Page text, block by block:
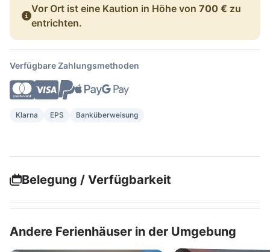
Vor Ort ist eine Kaution in Höhe von 700 € zu
entrichten.
Verfügbare Zahlungsmethoden
Klarna EPS Banküberweisung
Belegung / Verfügbarkeit
Andere Ferienhäuser in der Umgebung